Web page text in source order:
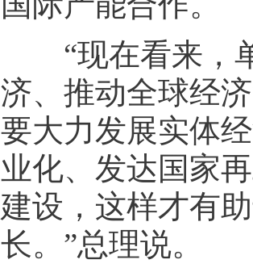
“现在看来，
济、推动全球经
要大力发展实体
业化、发达国家
建设，这样才有
长。”总理说。